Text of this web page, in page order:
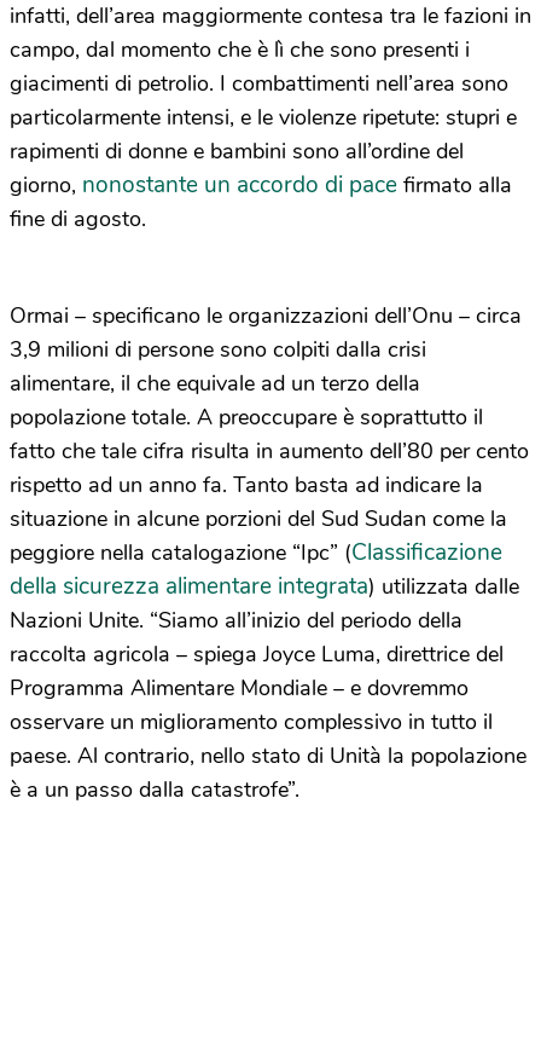
infatti, dell’area maggiormente contesa tra le fazioni in
campo, dal momento che è lì che sono presenti i
giacimenti di petrolio. I combattimenti nell’area sono
particolarmente intensi, e le violenze ripetute: stupri e
rapimenti di donne e bambini sono all’ordine del
giorno, nonostante un accordo di pace firmato alla
fine di agosto.
Ormai – specificano le organizzazioni dell’Onu – circa
3,9 milioni di persone sono colpiti dalla crisi
alimentare, il che equivale ad un terzo della
popolazione totale. A preoccupare è soprattutto il
fatto che tale cifra risulta in aumento dell’80 per cento
rispetto ad un anno fa. Tanto basta ad indicare la
situazione in alcune porzioni del Sud Sudan come la
peggiore nella catalogazione “Ipc” (Classificazione
della sicurezza alimentare integrata) utilizzata dalle
Nazioni Unite. “Siamo all’inizio del periodo della
raccolta agricola – spiega Joyce Luma, direttrice del
Programma Alimentare Mondiale – e dovremmo
osservare un miglioramento complessivo in tutto il
paese. Al contrario, nello stato di Unità la popolazione
è a un passo dalla catastrofe”.